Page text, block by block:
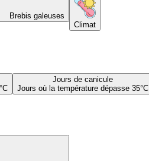
Brebis galeuses
Climat
Jours de canicule
Jours où la température dépasse 35°C